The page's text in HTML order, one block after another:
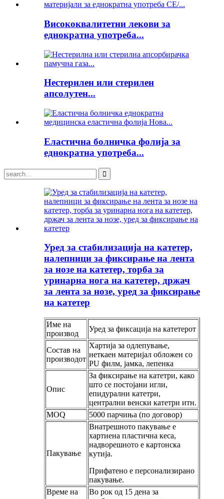
Висококвалитетни лекови за
еднократна употреба...
Нестерилен или стерилен
апсолутен...
Еластична болничка фолија за
еднократна употреба...
Уред за стабилизација на катетер,
налепници за фиксирање на лента
за нозе на катетер, торба за
уринарна нога на катетер, држач
за лента за нозе, уред за фиксирање
на катетер
Име на
производ
Уред за фиксација на катетерот
Состав на
производот
Хартија за одлепување,
неткаен материјал обложен со
PU филм, јамка, лепенка
Опис
За фиксирање на катетри, како
што се постојани игли,
епидурални катетри,
централни венски катетри итн.
MOQ
5000 парчиња (по договор)
Пакување
Внатрешното пакување е
хартиена пластична кеса,
надворешното е картонска
кутија.
Прифатено е персонализирано
пакување.
Време на
Во рок од 15 дена за